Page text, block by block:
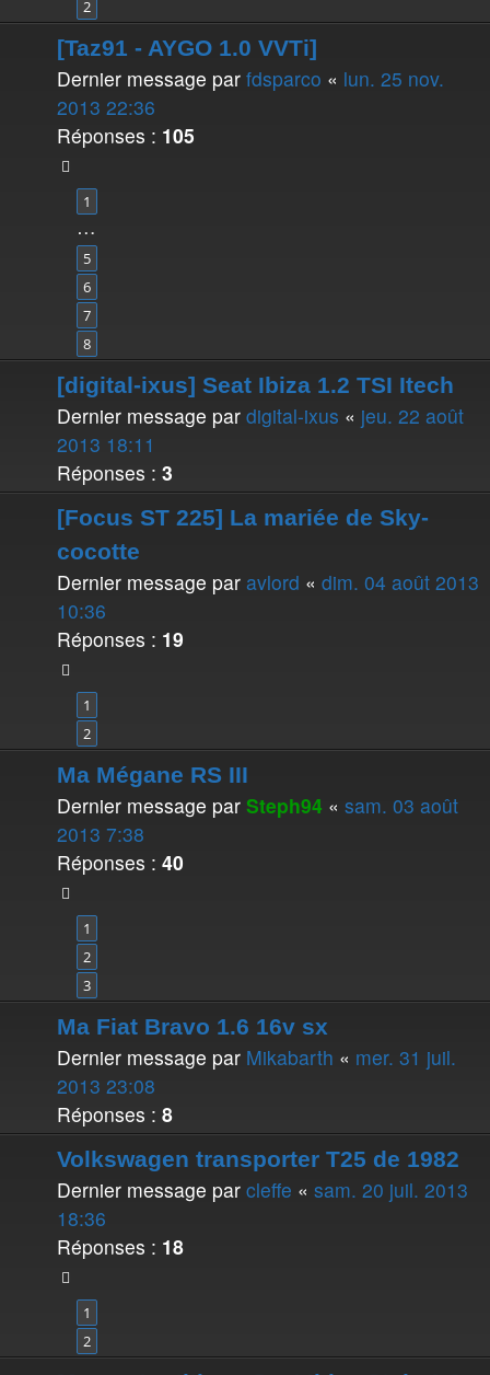
2
[Taz91 - AYGO 1.0 VVTi]
Dernier message par fdsparco « lun. 25 nov.
2013 22:36
Réponses : 105
1
…
5
6
7
8
[digital-ixus] Seat Ibiza 1.2 TSI Itech
Dernier message par digital-ixus « jeu. 22 août
2013 18:11
Réponses : 3
[Focus ST 225] La mariée de Sky-
cocotte
Dernier message par avlord « dim. 04 août 2013
10:36
Réponses : 19
1
2
Ma Mégane RS III
Dernier message par Steph94 « sam. 03 août
2013 7:38
Réponses : 40
1
2
3
Ma Fiat Bravo 1.6 16v sx
Dernier message par Mikabarth « mer. 31 juil.
2013 23:08
Réponses : 8
Volkswagen transporter T25 de 1982
Dernier message par cleffe « sam. 20 juil. 2013
18:36
Réponses : 18
1
2